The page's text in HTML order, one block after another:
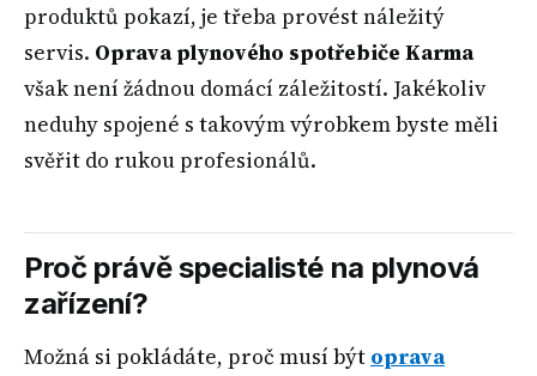
produktů pokazí, je třeba provést náležitý
servis. Oprava plynového spotřebiče Karma
však není žádnou domácí záležitostí. Jakékoliv
neduhy spojené s takovým výrobkem byste měli
svěřit do rukou profesionálů.
Proč právě specialisté na plynová
zařízení?
Možná si pokládáte, proč musí být oprava